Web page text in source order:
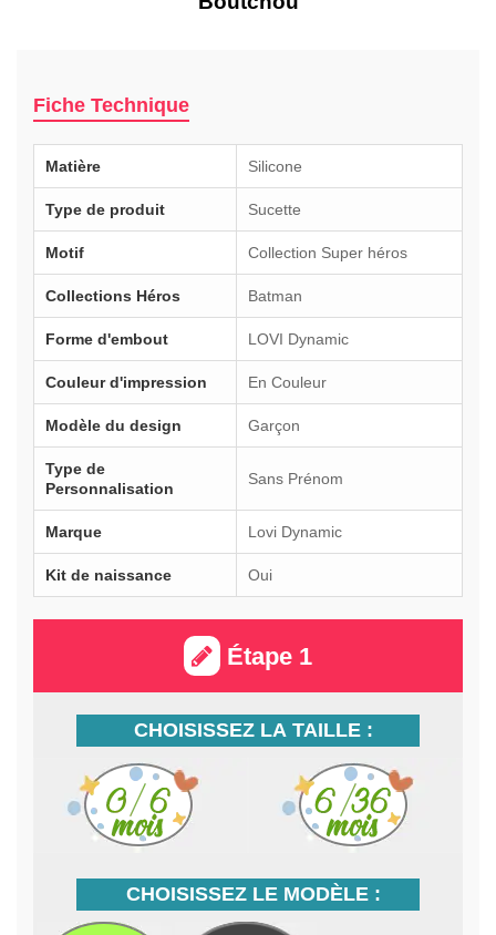
Fiche Technique
Matière Silicone
Type de produit Sucette
Motif Collection Super héros
Collections Héros Batman
Forme d'embout LOVI Dynamic
Couleur d'impression En Couleur
Modèle du design Garçon
Type de
Personnalisation
Sans Prénom
Marque Lovi Dynamic
Kit de naissance Oui
Étape 1
CHOISISSEZ LA TAILLE :
CHOISISSEZ LE MODÈLE :